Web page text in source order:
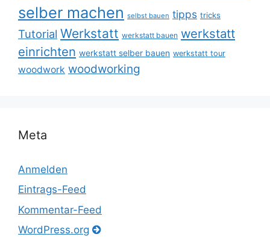
selber machen selbst bauen tipps tricks
Tutorial Werkstatt werkstatt bauen werkstatt
einrichten werkstatt selber bauen werkstatt tour
woodwork woodworking
Meta
Anmelden
Eintrags-Feed
Kommentar-Feed
WordPress.org